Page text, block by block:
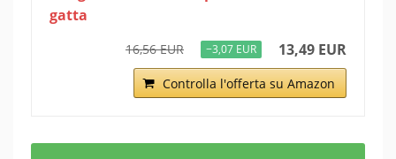
gatta
16,56 EUR −3,07 EUR 13,49 EUR
Controlla l'offerta su Amazon